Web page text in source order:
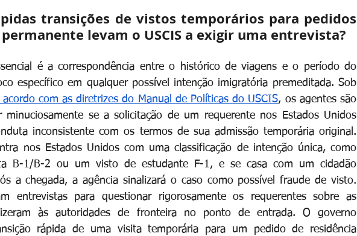
transições de vistos temporários para pedidos
levam o USCIS a exigir uma entrevista?
é a correspondência entre o histórico de viagens e o período do
específico em qualquer possível intenção imigratória premeditada. Sob
acordo com as diretrizes do Manual de Políticas do USCIS, os agentes são
minuciosamente se a solicitação de um requerente nos Estados Unidos
inconsistente com os termos de sua admissão temporária original.
nos Estados Unidos com uma classificação de intenção única, como
B-1/B-2 ou um visto de estudante F-1, e se casa com um cidadão
a chegada, a agência sinalizará o caso como possível fraude de visto.
entrevistas para questionar rigorosamente os requerentes sobre as
às autoridades de fronteira no ponto de entrada. O governo
rápida de uma visita temporária para um pedido de residência